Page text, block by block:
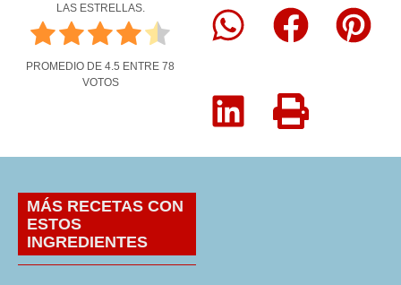
LAS ESTRELLAS.
PROMEDIO DE 4.5 ENTRE 78
VOTOS
MÁS RECETAS CON
ESTOS
INGREDIENTES